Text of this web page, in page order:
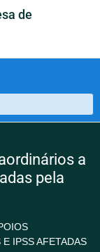
de
a
pela
IPSS AFETADAS